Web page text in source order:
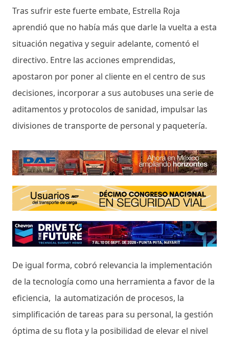
Tras sufrir este fuerte embate, Estrella Roja
aprendió que no había más que darle la vuelta a esta
situación negativa y seguir adelante, comentó el
directivo. Entre las acciones emprendidas,
apostaron por poner al cliente en el centro de sus
decisiones, incorporar a sus autobuses una serie de
aditamentos y protocolos de sanidad, impulsar las
divisiones de transporte de personal y paquetería.
De igual forma, cobró relevancia la implementación
de la tecnología como una herramienta a favor de la
eficiencia, la automatización de procesos, la
simplificación de tareas para su personal, la gestión
óptima de su flota y la posibilidad de elevar el nivel